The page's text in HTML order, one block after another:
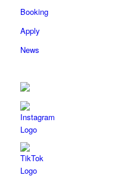
Booking
Apply
News